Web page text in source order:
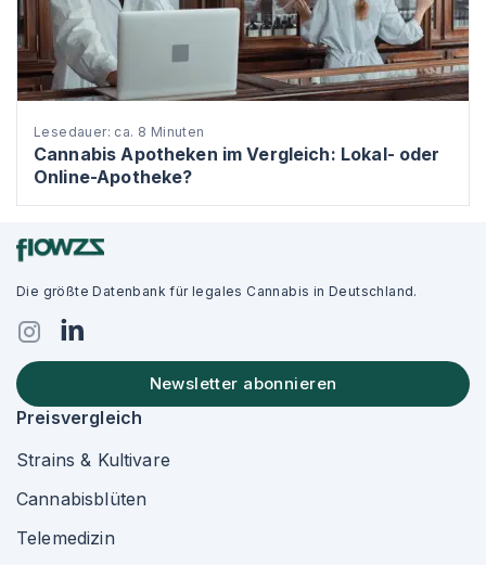
Lesedauer: ca. 8 Minuten
Cannabis Apotheken im Vergleich: Lokal- oder
Online-Apotheke?
Die größte Datenbank für legales Cannabis in Deutschland.
Newsletter abonnieren
Preisvergleich
Strains & Kultivare
Cannabisblüten
Telemedizin